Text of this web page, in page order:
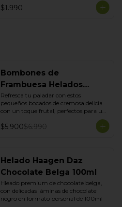
$1.990
Bombones de
Frambuesa Helados
Frutos del maipo 150 g
Refresca tu paladar con estos
pequeños bocados de cremosa delicia
con un toque frutal, perfectos para un
disfrutar en cualquier momento,
combinando la suavidad helada con el
$5.900$6.990
Helado Haagen Daz
Chocolate Belga 100ml
Hleado premium de chocolate belga,
con delicadas láminas de chocolate
negro en formato personal de 100ml